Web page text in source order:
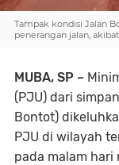
Tampak kondisi Jalan
penerangan jalan,
MUBA, SP –
(PJU) dari
Bontot)
PJU di wilayah
pada malam